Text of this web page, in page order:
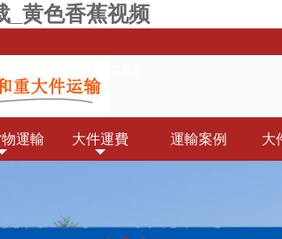
_黄色香蕉视频
運輸 大件運費 運輸案例 大